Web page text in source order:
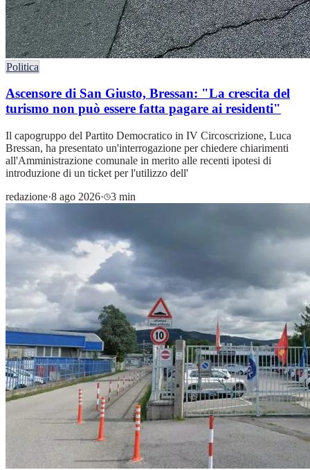
Politica
Ascensore di San Giusto, Bressan: "La crescita del
turismo non può essere fatta pagare ai residenti"
Il capogruppo del Partito Democratico in IV Circoscrizione, Luca
Bressan, ha presentato un'interrogazione per chiedere chiarimenti
all'Amministrazione comunale in merito alle recenti ipotesi di
introduzione di un ticket per l'utilizzo dell'
redazione·8 ago 2026· 3 min